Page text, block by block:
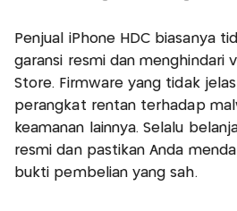
Penjual iPhone HDC biasanya
garansi resmi dan menghindari
Store. Firmware yang tidak
perangkat rentan terhadap
keamanan lainnya. Selalu
resmi dan pastikan Anda
bukti pembelian yang sah.